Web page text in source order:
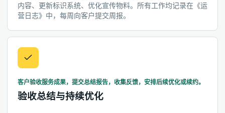
内容、更新标识系统、优化宣传物料。所有工作均记录在《运
营日志》中，每周向客户提交周报。
客户验收服务成果，提交总结报告，收集反馈，安排后续优化或续约。
验收总结与持续优化